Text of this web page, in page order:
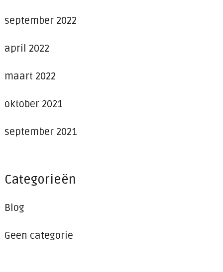
september 2022
april 2022
maart 2022
oktober 2021
september 2021
Categorieën
Blog
Geen categorie